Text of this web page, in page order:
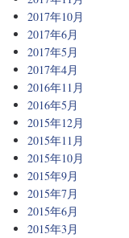
2017年10月
2017年6月
2017年5月
2017年4月
2016年11月
2016年5月
2015年12月
2015年11月
2015年10月
2015年9月
2015年7月
2015年6月
2015年3月